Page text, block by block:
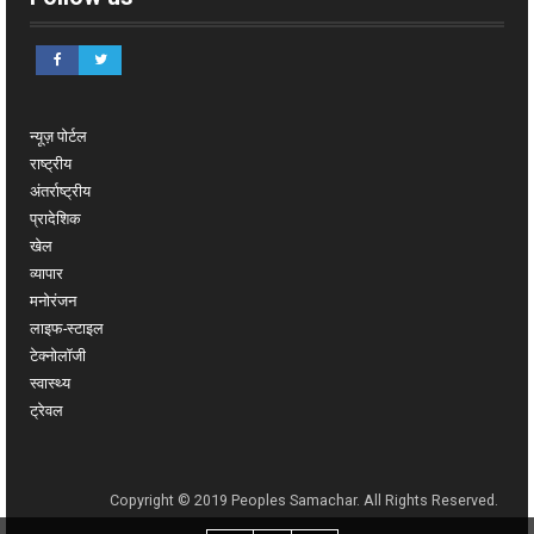
न्यूज़ पोर्टल
राष्ट्रीय
अंतर्राष्ट्रीय
प्रादेशिक
खेल
व्यापार
मनोरंजन
लाइफ-स्टाइल
टेक्नोलॉजी
स्वास्थ्य
ट्रेवल
Copyright © 2019 Peoples Samachar. All Rights Reserved.